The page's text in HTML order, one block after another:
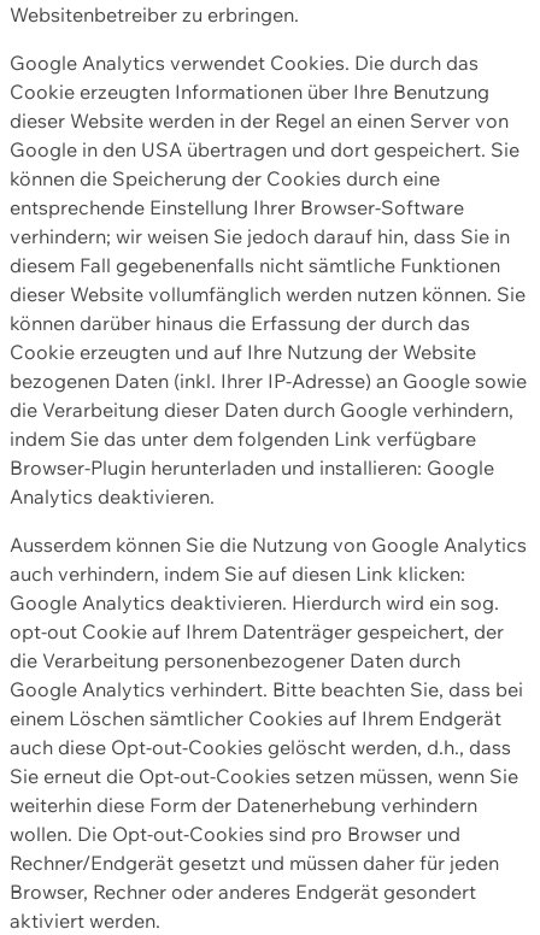
Websitenbetreiber zu erbringen.
Google Analytics verwendet Cookies. Die durch das
Cookie erzeugten Informationen über Ihre Benutzung
dieser Website werden in der Regel an einen Server von
Google in den USA übertragen und dort gespeichert. Sie
können die Speicherung der Cookies durch eine
entsprechende Einstellung Ihrer Browser-Software
verhindern; wir weisen Sie jedoch darauf hin, dass Sie in
diesem Fall gegebenenfalls nicht sämtliche Funktionen
dieser Website vollumfänglich werden nutzen können. Sie
können darüber hinaus die Erfassung der durch das
Cookie erzeugten und auf Ihre Nutzung der Website
bezogenen Daten (inkl. Ihrer IP-Adresse) an Google sowie
die Verarbeitung dieser Daten durch Google verhindern,
indem Sie das unter dem folgenden Link verfügbare
Browser-Plugin herunterladen und installieren: Google
Analytics deaktivieren.
Ausserdem können Sie die Nutzung von Google Analytics
auch verhindern, indem Sie auf diesen Link klicken:
Google Analytics deaktivieren. Hierdurch wird ein sog.
opt-out Cookie auf Ihrem Datenträger gespeichert, der
die Verarbeitung personenbezogener Daten durch
Google Analytics verhindert. Bitte beachten Sie, dass bei
einem Löschen sämtlicher Cookies auf Ihrem Endgerät
auch diese Opt-out-Cookies gelöscht werden, d.h., dass
Sie erneut die Opt-out-Cookies setzen müssen, wenn Sie
weiterhin diese Form der Datenerhebung verhindern
wollen. Die Opt-out-Cookies sind pro Browser und
Rechner/Endgerät gesetzt und müssen daher für jeden
Browser, Rechner oder anderes Endgerät gesondert
aktiviert werden.